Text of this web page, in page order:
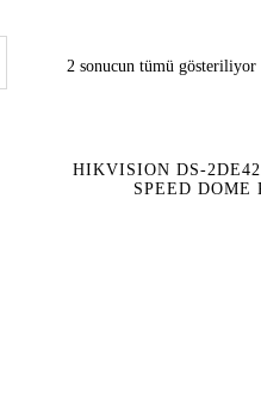
2 sonucun tümü gösteriliyor
HIKVISION DS-
SPEED DOME